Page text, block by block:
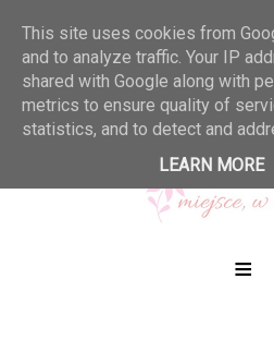
≡
This site uses cookies from
and to analyze traffic. Your IP
shared with Google along with
metrics to ensure quality of
statistics, and to detect and
LEARN MORE